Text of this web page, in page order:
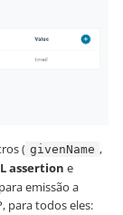
( givenName ,
assertion e
emissão a
para todos eles: